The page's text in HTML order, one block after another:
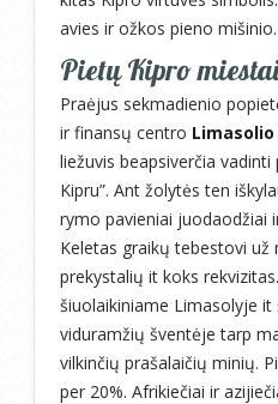
avies ir ožkos pieno mišinio.
Pietų Kipro
Praėjus sekmadienio
ir finansų centro Limasolio
liežuvis beapsiverčia vadinti
Kipru”. Ant žolytės ten
rymo pavieniai juodaodžiai
Keletas graikų tebestovi
prekystalių it koks
šiuolaikiniame Limasolyje it
viduramžių šventėje tarp
vilkinčių prašalaičių minių.
per 20%. Afrikiečiai ir